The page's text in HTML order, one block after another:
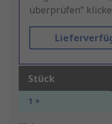
überprüfen“
Stück
1 +